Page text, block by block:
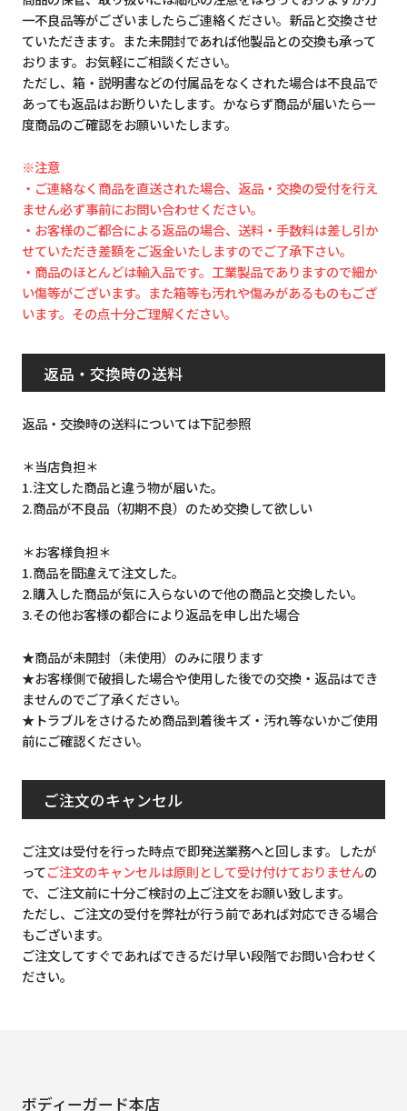
一不良品等がございましたらご連絡ください。新品と交換させ
ていただきます。また未開封であれば他製品との交換も承って
おります。お気軽にご相談ください。
ただし、箱・説明書などの付属品をなくされた場合は不良品で
あっても返品はお断りいたします。かならず商品が届いたら一
度商品のご確認をお願いいたします。
※注意
・ご連絡なく商品を直送された場合、返品・交換の受付を行え
ません必ず事前にお問い合わせください。
・お客様のご都合による返品の場合、送料・手数料は差し引か
せていただき差額をご返金いたしますのでご了承下さい。
・商品のほとんどは輸入品です。工業製品でありますので細か
い傷等がございます。また箱等も汚れや傷みがあるものもござ
います。その点十分ご理解ください。
返品・交換時の送料
返品・交換時の送料については下記参照
＊当店負担＊
1.注文した商品と違う物が届いた。
2.商品が不良品（初期不良）のため交換して欲しい
＊お客様負担＊
1.商品を間違えて注文した。
2.購入した商品が気に入らないので他の商品と交換したい。
3.その他お客様の都合により返品を申し出た場合
★商品が未開封（未使用）のみに限ります
★お客様側で破損した場合や使用した後での交換・返品はでき
ませんのでご了承ください。
★トラブルをさけるため商品到着後キズ・汚れ等ないかご使用
前にご確認ください。
ご注文のキャンセル
ご注文は受付を行った時点で即発送業務へと回します。したが
ってご注文のキャンセルは原則として受け付けておりませんの
で、ご注文前に十分ご検討の上ご注文をお願い致します。
ただし、ご注文の受付を弊社が行う前であれば対応できる場合
もございます。
ご注文してすぐであればできるだけ早い段階でお問い合わせく
ださい。
ボディーガード本店